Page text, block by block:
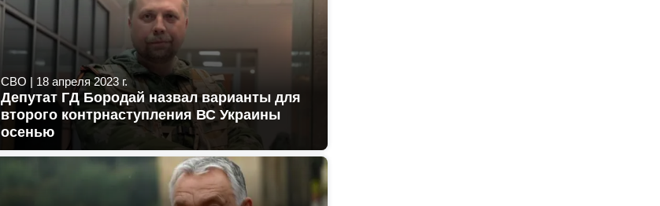
СВО | 18 апреля 2023 г.
Депутат ГД Бородай назвал варианты для
второго контрнаступления ВС Украины
осенью